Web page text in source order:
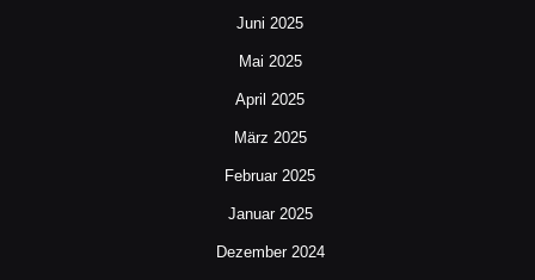
Juni 2025
Mai 2025
April 2025
März 2025
Februar 2025
Januar 2025
Dezember 2024